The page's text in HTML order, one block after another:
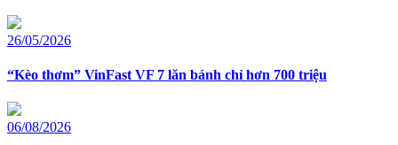
26/05/2026
“Kèo thơm” VinFast VF 7 lăn bánh chỉ hơn 700 triệu
06/08/2026